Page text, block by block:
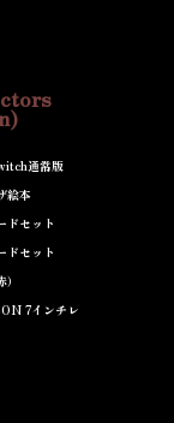
通常版
絵本
ドセット
ドセット
7インチレ